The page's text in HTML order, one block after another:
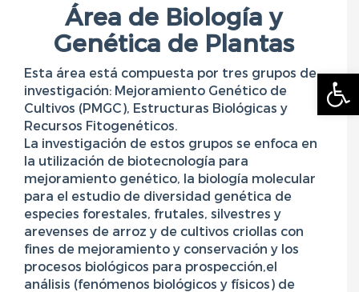
Área de Biología y
Genética de Plantas
Esta área está compuesta por tres grupos de
investigación: Mejoramiento Genético de
Cultivos (PMGC), Estructuras Biológicas y
Recursos Fitogenéticos.
La investigación de estos grupos se enfoca en
la utilización de biotecnología para
mejoramiento genético, la biología molecular
para el estudio de diversidad genética de
especies forestales, frutales, silvestres y
arevenses de arroz y de cultivos criollas con
fines de mejoramiento y conservación y los
procesos biológicos para prospección,el
análisis (fenómenos biológicos y físicos) de